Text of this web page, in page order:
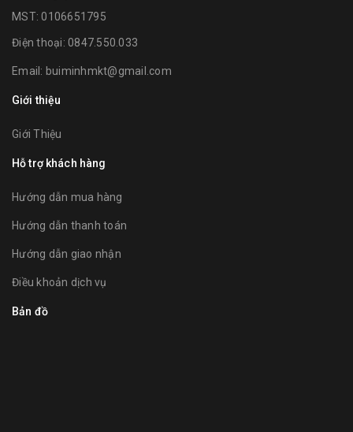
MST: 0106651795
Điện thoại: 0847.550.033
Email: buiminhmkt@gmail.com
Giới thiệu
Giới Thiệu
Hỗ trợ khách hàng
Hướng dẫn mua hàng
Hướng dẫn thanh toán
Hướng dẫn giao nhận
Điều khoản dịch vụ
Bản đồ